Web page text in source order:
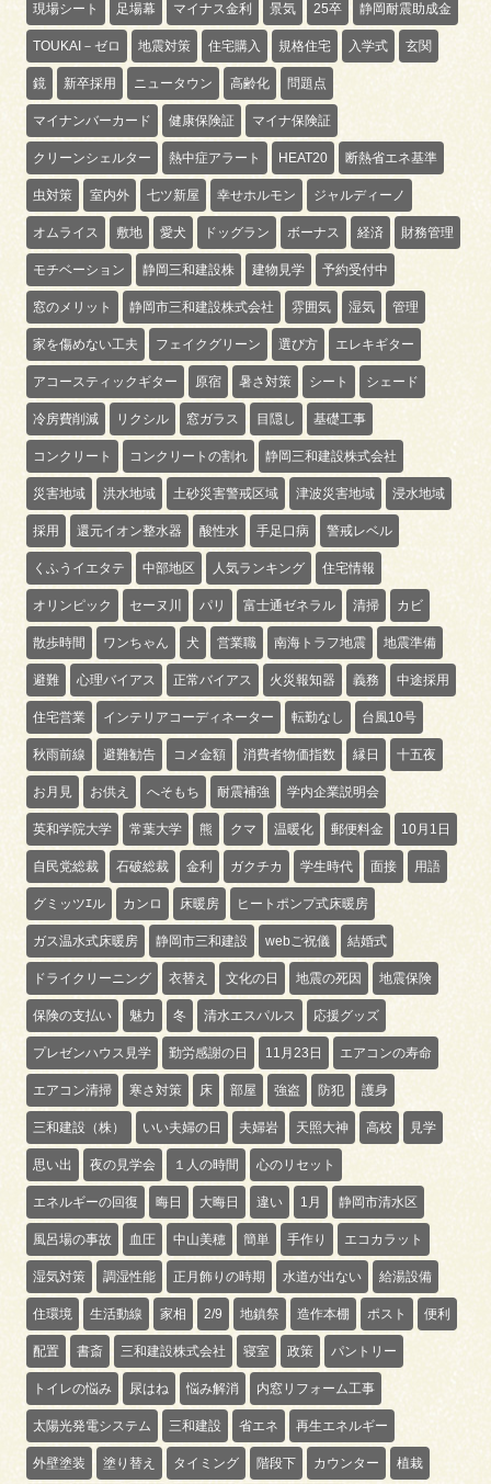
現場シート 足場幕 マイナス金利 景気 25卒 静岡耐震助成金
TOUKAI－ゼロ 地震対策 住宅購入 規格住宅 入学式 玄関
鏡 新卒採用 ニュータウン 高齢化 問題点
マイナンバーカード 健康保険証 マイナ保険証
クリーンシェルター 熱中症アラート HEAT20 断熱省エネ基準
虫対策 室内外 七ツ新屋 幸せホルモン ジャルディーノ
オムライス 敷地 愛犬 ドッグラン ボーナス 経済 財務管理
モチベーション 静岡三和建設株 建物見学 予約受付中
窓のメリット 静岡市三和建設株式会社 雰囲気 湿気 管理
家を傷めない工夫 フェイクグリーン 選び方 エレキギター
アコースティックギター 原宿 暑さ対策 シート シェード
冷房費削減 リクシル 窓ガラス 目隠し 基礎工事
コンクリート コンクリートの割れ 静岡三和建設株式会社
災害地域 洪水地域 土砂災害警戒区域 津波災害地域 浸水地域
採用 還元イオン整水器 酸性水 手足口病 警戒レベル
くふうイエタテ 中部地区 人気ランキング 住宅情報
オリンピック セーヌ川 パリ 富士通ゼネラル 清掃 カビ
散歩時間 ワンちゃん 犬 営業職 南海トラフ地震 地震準備
避難 心理バイアス 正常バイアス 火災報知器 義務 中途採用
住宅営業 インテリアコーディネーター 転勤なし 台風10号
秋雨前線 避難勧告 コメ金額 消費者物価指数 縁日 十五夜
お月見 お供え へそもち 耐震補強 学内企業説明会
英和学院大学 常葉大学 熊 クマ 温暖化 郵便料金 10月1日
自民党総裁 石破総裁 金利 ガクチカ 学生時代 面接 用語
グミッツｴル カンロ 床暖房 ヒートポンプ式床暖房
ガス温水式床暖房 静岡市三和建設 webご祝儀 結婚式
ドライクリーニング 衣替え 文化の日 地震の死因 地震保険
保険の支払い 魅力 冬 清水エスパルス 応援グッズ
プレゼンハウス見学 勤労感謝の日 11月23日 エアコンの寿命
エアコン清掃 寒さ対策 床 部屋 強盗 防犯 護身
三和建設（株） いい夫婦の日 夫婦岩 天照大神 高校 見学
思い出 夜の見学会 １人の時間 心のリセット
エネルギーの回復 晦日 大晦日 違い 1月 静岡市清水区
風呂場の事故 血圧 中山美穂 簡単 手作り エコカラット
湿気対策 調湿性能 正月飾りの時期 水道が出ない 給湯設備
住環境 生活動線 家相 2/9 地鎮祭 造作本棚 ポスト 便利
配置 書斎 三和建設株式会社 寝室 政策 パントリー
トイレの悩み 尿はね 悩み解消 内窓リフォーム工事
太陽光発電システム 三和建設 省エネ 再生エネルギー
外壁塗装 塗り替え タイミング 階段下 カウンター 植栽